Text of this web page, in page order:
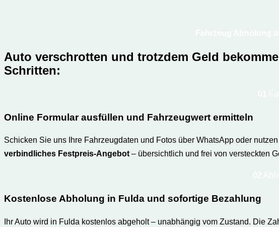
Auto verschrotten und trotzdem Geld
Schritten:
Online Formular ausfüllen und Fahrzeugwert ermitteln
Schicken Sie uns Ihre Fahrzeugdaten und Fotos über WhatsApp oder
verbindliches Festpreis-Angebot – übersichtlich und frei von versteckten
Kostenlose Abholung in Fulda und sofortige Bezahlung
Ihr Auto wird in Fulda kostenlos abgeholt – unabhängig vom Zustand. Die